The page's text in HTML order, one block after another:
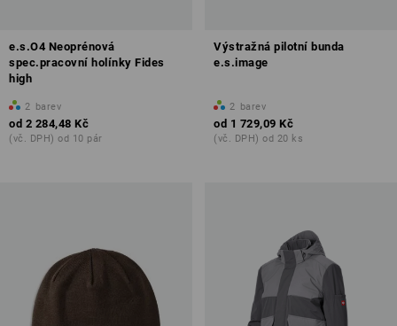
e.s.O4 Neoprénová
spec.pracovní holínky Fides
high
2 barev
od 2 284,48 Kč
(vč. DPH) od 10 pár
Výstražná pilotní bunda
e.s.image
2 barev
od 1 729,09 Kč
(vč. DPH) od 20 ks